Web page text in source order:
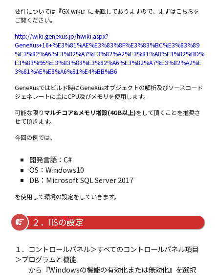
要件については『GX wiki』に掲載してありますので、まずはこちらを
ご覧ください。
http://wiki.genexus.jp/hwiki.aspx?
GeneXus+16+%E3%81%AE%E3%83%8F%E3%83%BC%E3%83%89
%E3%82%A6%E3%82%A7%E3%82%A2%E3%81%A8%E3%82%BD%
E3%83%95%E3%83%88%E3%82%A6%E3%82%A7%E3%82%A2%E
3%81%AE%E8%A6%81%E4%BB%B6
GeneXusではビルド時にGeneXusオブジェクトの解析及びソースコード
ジェネレートに主にCPU及びメモリを使用します。
可能な限りマルチコア&メモリ増設(4GB以上)をして頂くことを推奨さ
せて頂きます。
今回の例では、
開発言語：C#
OS：Windows10
DB：Microsoft SQL Server 2017
を使用して環境の設定をしていきます。
２．IISの設定
１．コントロールパネル＞すべてのコントロールパネル項目
＞プログラムと機能
から『Windowsの機能の有効化または無効化』を選択